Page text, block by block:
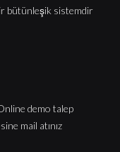
bütünleşik sistemdir
demo talep
mail atınız